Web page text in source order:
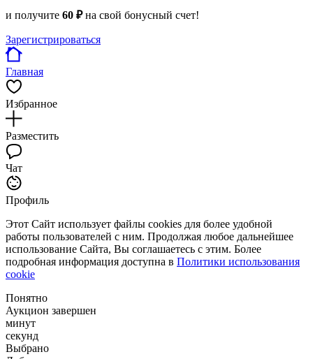
и получите 60 ₽на свой бонусный счет!
Зарегистрироваться
Главная
Избранное
Разместить
Чат
Профиль
Этот Сайт использует файлы cookies для более удобной
работы пользователей с ним. Продолжая любое дальнейшее
использование Сайта, Вы соглашаетесь с этим. Более
подробная информация доступна в Политики использования
cookie
Понятно
Аукцион завершен
минут
секунд
Выбрано